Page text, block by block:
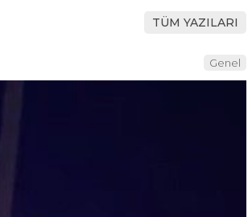
TÜM YAZILARI
Genel